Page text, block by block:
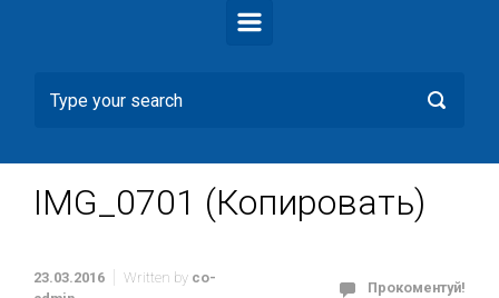
IMG_0701 (Копировать)
23.03.2016 Written by co-
Прокоментуй!